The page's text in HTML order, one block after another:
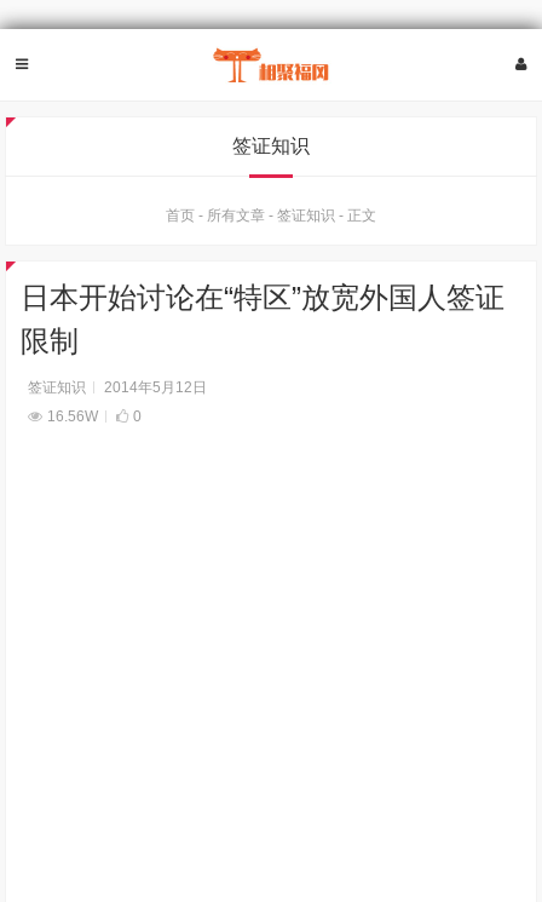
签证知识
首页 - 所有文章 - 签证知识 - 正文
日本开始讨论在“特区”放宽外国人签证
限制
签证知识
2014年5月12日
16.56W
0